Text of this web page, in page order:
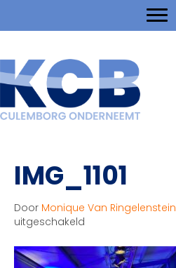
IMG_1101
Door Monique Van Ringelenstein
uitgeschakeld